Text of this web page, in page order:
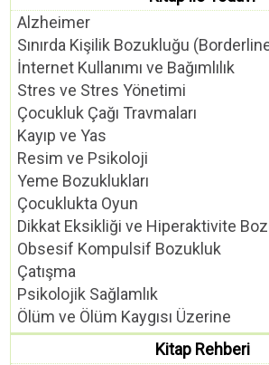
Alzheimer
Sınırda Kişilik Bozukluğu
İnternet Kullanımı ve Bağımlılık
Stres ve Stres Yönetimi
Çocukluk Çağı Travmaları
Kayıp ve Yas
Resim ve Psikoloji
Yeme Bozuklukları
Çocuklukta Oyun
Dikkat Eksikliği ve Hiperaktivite
Obsesif Kompulsif Bozukluk
Çatışma
Psikolojik Sağlamlık
Ölüm ve Ölüm Kaygısı Üzerine
Kitap Rehberi